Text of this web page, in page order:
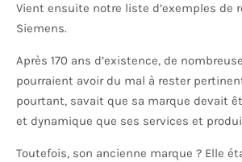
Vient ensuite notre liste d’exemples de
Siemens.
Après 170 ans d’existence, de
pourraient avoir du mal à rester
pourtant, savait que sa marque devait
et dynamique que ses services et
Toutefois, son ancienne marque ? Elle